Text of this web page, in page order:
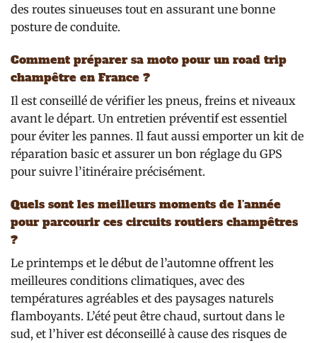
des routes sinueuses tout en assurant une bonne
posture de conduite.
Comment préparer sa moto pour un road trip
champêtre en France ?
Il est conseillé de vérifier les pneus, freins et niveaux
avant le départ. Un entretien préventif est essentiel
pour éviter les pannes. Il faut aussi emporter un kit de
réparation basic et assurer un bon réglage du GPS
pour suivre l’itinéraire précisément.
Quels sont les meilleurs moments de l’année
pour parcourir ces circuits routiers champêtres
?
Le printemps et le début de l’automne offrent les
meilleures conditions climatiques, avec des
températures agréables et des paysages naturels
flamboyants. L’été peut être chaud, surtout dans le
sud, et l’hiver est déconseillé à cause des risques de